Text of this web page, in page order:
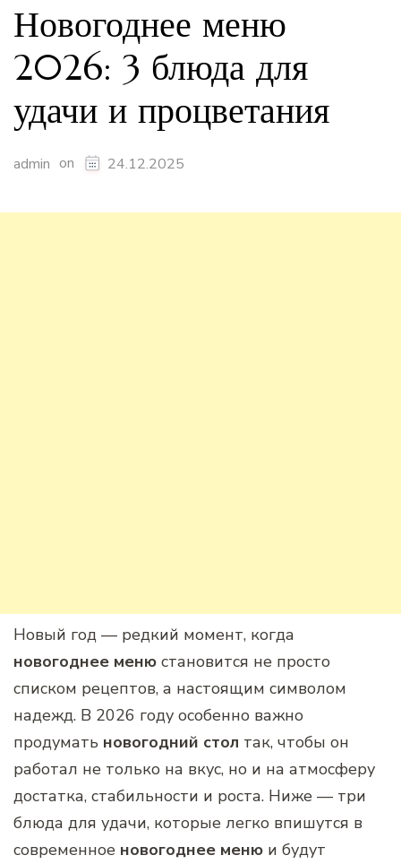
Новогоднее меню
2026: 3 блюда для
удачи и процветания
admin on 24.12.2025
Новый год — редкий момент, когда
новогоднее меню становится не просто
списком рецептов, а настоящим символом
надежд. В 2026 году особенно важно
продумать новогодний стол так, чтобы он
работал не только на вкус, но и на атмосферу
достатка, стабильности и роста. Ниже — три
блюда для удачи, которые легко впишутся в
современное новогоднее меню и будут